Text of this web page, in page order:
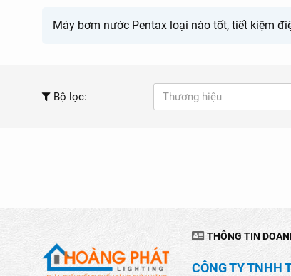
Máy bơm nước Pentax loại nào tốt, tiết kiệm
Bộ lọc: Thương hiệu
THÔNG TIN
CÔNG TY TNHH